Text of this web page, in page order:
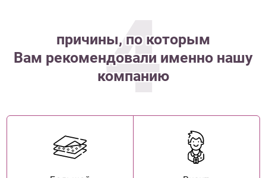
4
причины, по которым
Вам рекомендовали именно нашу
компанию